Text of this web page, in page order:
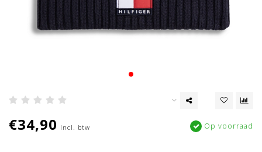
€34,90 Incl. btw Op voorraad